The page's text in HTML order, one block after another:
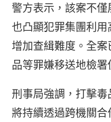
警方表示，該案不僅
也凸顯犯罪集團利用
增加查緝難度。全
品等罪嫌移送地檢署
刑事局強調，打擊
將持續透過跨機關